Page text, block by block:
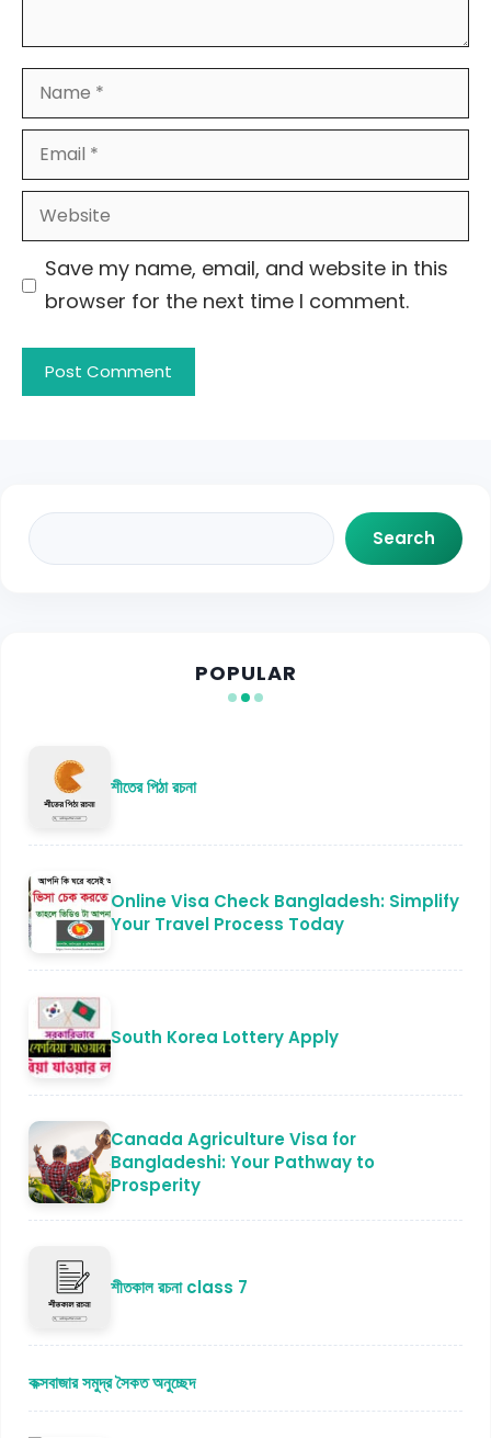
Name
Email
Website
Save my name, email, and website in this
browser for the next time I comment.
Search
Search
POPULAR
শীতের পিঠা রচনা
Online Visa Check Bangladesh: Simplify
Your Travel Process Today
South Korea Lottery Apply
Canada Agriculture Visa for
Bangladeshi: Your Pathway to
Prosperity
শীতকাল রচনা class 7
কক্সবাজার সমুদ্র সৈকত অনুচ্ছেদ